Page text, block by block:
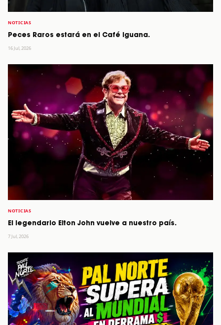
NOTICIAS
Peces Raros estará en el Café Iguana.
16 Jul, 2026
NOTICIAS
El legendario Elton John vuelve a nuestro país.
7 Jul, 2026